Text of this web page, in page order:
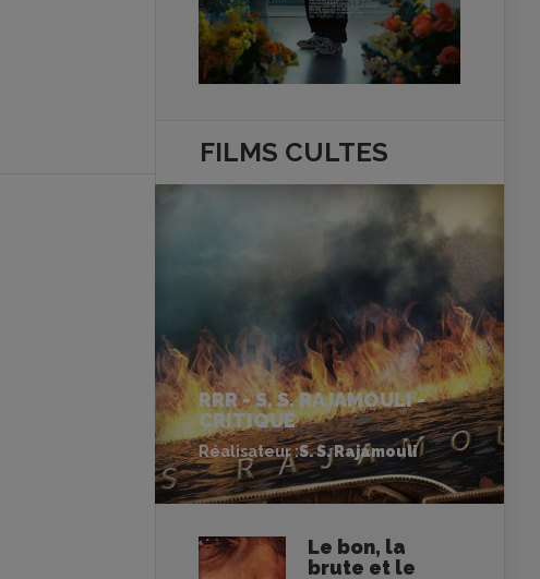
FILMS CULTES
RRR - S. S. RAJAMOULI -
CRITIQUE
Réalisateur :S. S. Rajamouli
Le bon, la
brute et le